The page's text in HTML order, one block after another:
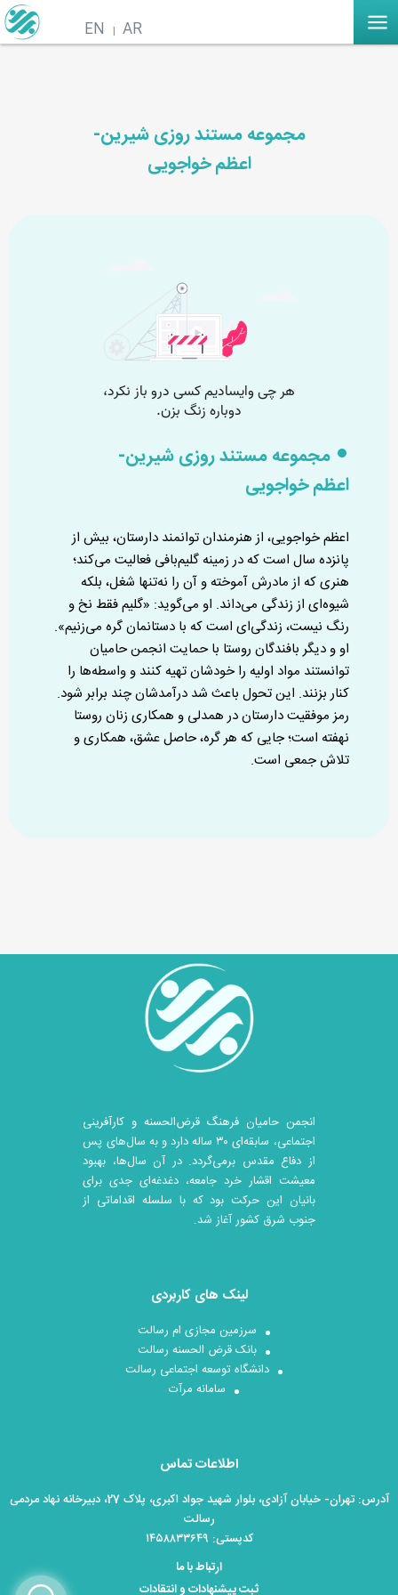
AR
EN
مجموعه مستند روزی شیرین-
اعظم خواجویی
مجموعه مستند روزی شیرین-
اعظم خواجویی
اعظم خواجویی، از هنرمندان توانمند دارستان، بیش از
پانزده سال است که در زمینه گلیم‌بافی فعالیت می‌کند؛
هنری که از مادرش آموخته و آن را نه‌تنها شغل، بلکه
شیوه‌ای از زندگی می‌داند. او می‌گوید: «گلیم فقط نخ و
رنگ نیست، زندگی‌ای است که با دستانمان گره می‌زنیم».
او و دیگر بافندگان روستا با حمایت انجمن حامیان
توانستند مواد اولیه را خودشان تهیه کنند و واسطه‌ها را
کنار بزنند. این تحول باعث شد درآمدشان چند برابر شود.
رمز موفقیت دارستان در همدلی و همکاری زنان روستا
نهفته است؛ جایی که هر گره، حاصل عشق، همکاری و
تلاش جمعی است.
انجمن حامیان فرهنگ قرض‌الحسنه و کارآفرینی
اجتماعی، سابقه‌ای ۳۰ ساله دارد و به سال‌های پس
از دفاع مقدس برمی‌گردد. در آن سال‎‌ها، بهبود
معیشت اقشار خرد جامعه، دغدغه‌ای جدی برای
بانیان این حرکت بود که با سلسله اقداماتی از
جنوب شرق کشور آغاز شد.
لینک های کاربردی
سرزمین مجازی ام رسالت
بانک قرض الحسنه رسالت
دانشگاه توسعه اجتماعی رسالت
سامانه مرآت
اطلاعات تماس
آدرس: تهران- خیابان آزادی، بلوار شهید جواد اکبری، پلاک 27، دبیرخانه نهاد مردمی
رسالت
کدپستی: ۱۴۵۸۸۳۳۶۴۹
ارتباط با ما
ثبت پیشنهادات و انتقادات